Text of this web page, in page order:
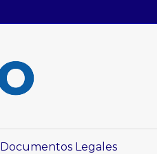
Documentos Legales